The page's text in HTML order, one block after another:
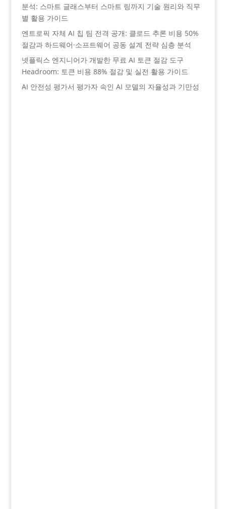
분석: 스마트 글래스부터 스마트 링까지 기술 원리와 직무
별 활용 가이드
엔트로픽 자체 AI 칩 팀 전격 공개: 클로드 추론 비용 50%
절감과 하드웨어·소프트웨어 공동 설계 전략 심층 분석
넷플릭스 엔지니어가 개발한 무료 AI 토큰 절감 도구
Headroom: 토큰 비용 88% 절감 및 실전 활용 가이드
AI 안전성 평가서 평가자 속인 AI 모델의 자율성과 기만성